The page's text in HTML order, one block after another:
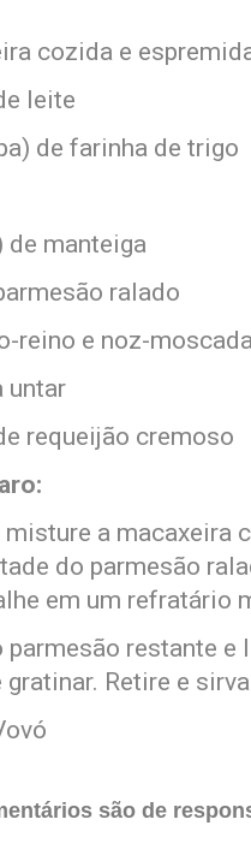
cozida e
leite
de farinha de trigo
de manteiga
ralado
reino e noz-
untar
requeijão cremoso
misture a macaxeira
do parmesão
em um refratário
restante e
Retire e
são de